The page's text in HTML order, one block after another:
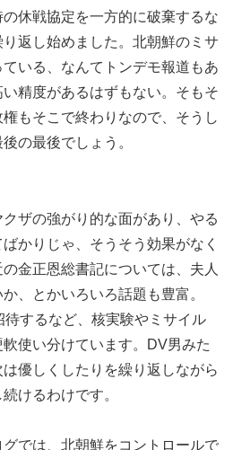
休戦協定を一方的に破棄するな
返し始めました。北朝鮮のミサ
いる、なんてトンデモ報道もあ
精度があるはずもない。そもそ
もそこで終わりなので、そうし
の最後でしょう。
ザの強がり的な面があり、やる
かりじゃ、そうそう効果がなく
金正恩総書記については、夫人
、とかいろいろ話題も豊富。
するなど、核実験やミサイル
使い分けています。DV男みた
優しくしたりを繰り返しながら
けるわけです。
グでは、北朝鮮をコントロールで